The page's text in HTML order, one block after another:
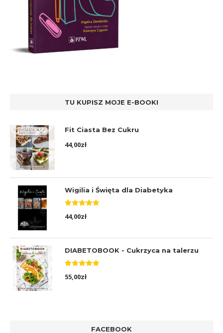
TU KUPISZ MOJE E-BOOKI
Fit Ciasta Bez Cukru
44,00zł
Wigilia i Święta dla Diabetyka
5.00na 5
44,00zł
DIABETOBOOK - Cukrzyca na talerzu
5.00na 5
55,00zł
FACEBOOK